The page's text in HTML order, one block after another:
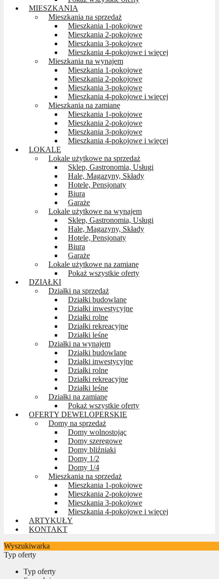
MIESZKANIA
Mieszkania na sprzedaż
Mieszkania 1-pokojowe
Mieszkania 2-pokojowe
Mieszkania 3-pokojowe
Mieszkania 4-pokojowe i więcej
Mieszkania na wynajem
Mieszkania 1-pokojowe
Mieszkania 2-pokojowe
Mieszkania 3-pokojowe
Mieszkania 4-pokojowe i więcej
Mieszkania na zamianę
Mieszkania 1-pokojowe
Mieszkania 2-pokojowe
Mieszkania 3-pokojowe
Mieszkania 4-pokojowe i więcej
LOKALE
Lokale użytkowe na sprzedaż
Sklep, Gastronomia, Usługi
Hale, Magazyny, Składy
Hotele, Pensjonaty
Biura
Garaże
Lokale użytkowe na wynajem
Sklep, Gastronomia, Usługi
Hale, Magazyny, Składy
Hotele, Pensjonaty
Biura
Garaże
Lokale użytkowe na zamianę
Pokaż wszystkie oferty
DZIAŁKI
Działki na sprzedaż
Działki budowlane
Działki inwestycyjne
Działki rolne
Działki rekreacyjne
Działki leśne
Działki na wynajem
Działki budowlane
Działki inwestycyjne
Działki rolne
Działki rekreacyjne
Działki leśne
Działki na zamianę
Pokaż wszystkie oferty
OFERTY DEWELOPERSKIE
Domy na sprzedaż
Domy wolnostojąc
Domy szeregowe
Domy bliźniaki
Domy 1/2
Domy 1/4
Mieszkania na sprzedaż
Mieszkania 1-pokojowe
Mieszkania 2-pokojowe
Mieszkania 3-pokojowe
Mieszkania 4-pokojowe i więcej
ARTYKUŁY
KONTAKT
Wyszukiwarka
Typ oferty
Typ oferty